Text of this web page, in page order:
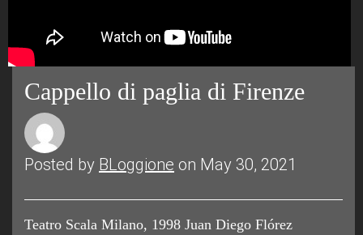
Cappello di paglia di Firenze
Posted by BLoggione on May 30, 2021
Teatro Scala Milano, 1998 Juan Diego Flórez